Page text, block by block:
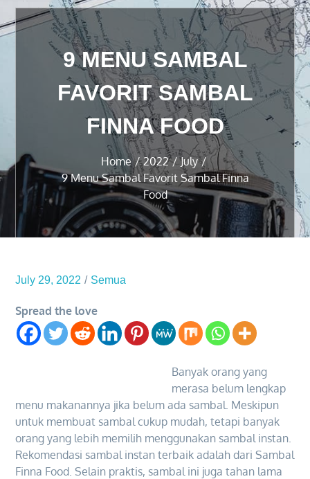
9 MENU SAMBAL
FAVORIT SAMBAL
FINNA FOOD
Home 2022
July
9 Menu Sambal Favorit Sambal Finna
Food
July 29, 2022 Semua
Spread the love
Banyak orang yang
merasa belum lengkap
menu makanannya jika belum ada sambal. Meskipun
untuk membuat sambal cukup mudah, tetapi banyak
orang yang lebih memilih menggunakan sambal instan.
Rekomendasi sambal instan terbaik adalah dari Sambal
Finna Food. Selain praktis, sambal ini juga tahan lama